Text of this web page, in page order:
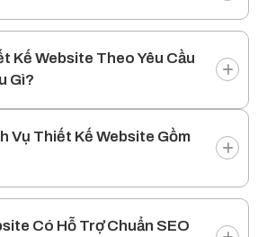
Kế Website Theo Yêu Cầu
Gì?
Vụ Thiết Kế Website Gồm
Có Hỗ Trợ Chuẩn SEO